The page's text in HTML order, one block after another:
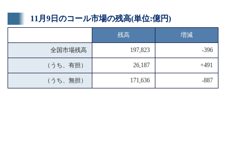
11月9日のコール市場の残高(単位:億円)
残高 増減
全国市場残高 197,823 -396
（うち、有担） 26,187 +491
（うち、無担） 171,636 -887